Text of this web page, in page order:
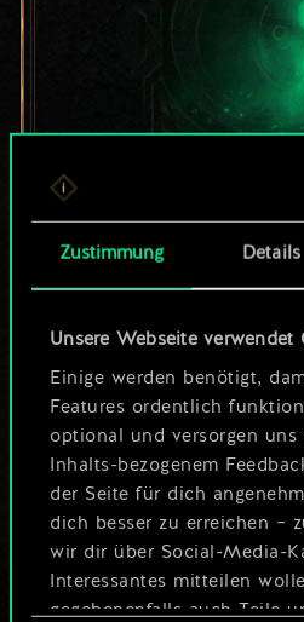
Zustimmung Details
Unsere Webseite verwendet
Einige werden benötigt,
Features ordentlich
optional und versorgen
Inhalts-bezogenem
der Seite für dich
dich besser zu erreichen –
wir dir über Social-Media-
Interessantes mitteilen
gegebenenfalls auch Teile
Bis jetzt
ein
Wo es
mehr
Deck benennen und
erstellen